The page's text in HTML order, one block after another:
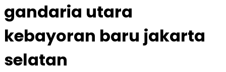
gandaria utara
kebayoran baru jakarta
selatan